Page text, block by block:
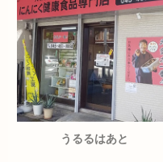
うるるはあと